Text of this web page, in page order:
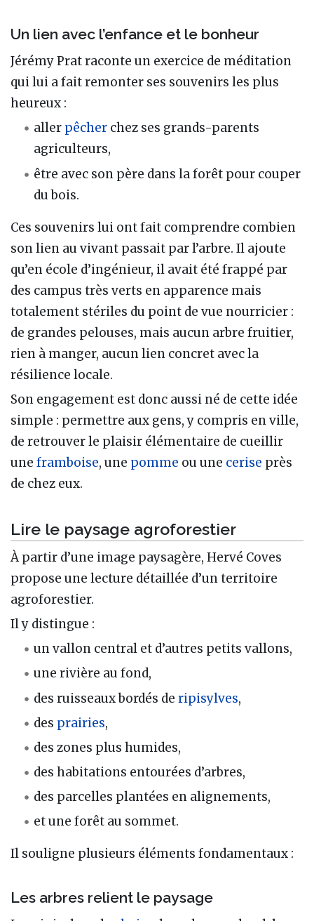
Un lien avec l’enfance et le bonheur
Jérémy Prat raconte un exercice de méditation
qui lui a fait remonter ses souvenirs les plus
heureux :
aller pêcher chez ses grands-parents
agriculteurs,
être avec son père dans la forêt pour couper
du bois.
Ces souvenirs lui ont fait comprendre combien
son lien au vivant passait par l’arbre. Il ajoute
qu’en école d’ingénieur, il avait été frappé par
des campus très verts en apparence mais
totalement stériles du point de vue nourricier :
de grandes pelouses, mais aucun arbre fruitier,
rien à manger, aucun lien concret avec la
résilience locale.
Son engagement est donc aussi né de cette idée
simple : permettre aux gens, y compris en ville,
de retrouver le plaisir élémentaire de cueillir
une framboise, une pomme ou une cerise près
de chez eux.
Lire le paysage agroforestier
À partir d’une image paysagère, Hervé Coves
propose une lecture détaillée d’un territoire
agroforestier.
Il y distingue :
un vallon central et d’autres petits vallons,
une rivière au fond,
des ruisseaux bordés deripisylves,
des prairies,
des zones plus humides,
des habitations entourées d’arbres,
des parcelles plantées en alignements,
et une forêt au sommet.
Il souligne plusieurs éléments fondamentaux :
Les arbres relient le paysage